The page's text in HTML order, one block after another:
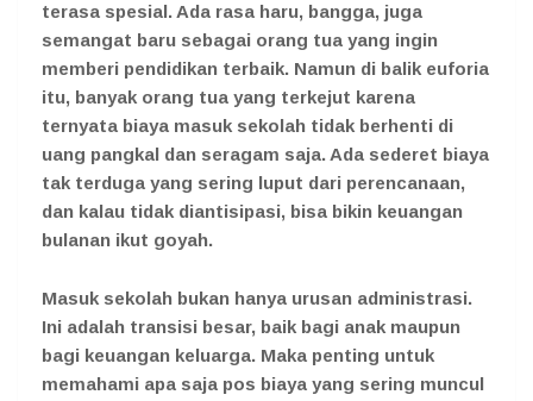
terasa spesial. Ada rasa haru, bangga, juga
semangat baru sebagai orang tua yang ingin
memberi pendidikan terbaik. Namun di balik euforia
itu, banyak orang tua yang terkejut karena
ternyata biaya masuk sekolah tidak berhenti di
uang pangkal dan seragam saja. Ada sederet biaya
tak terduga yang sering luput dari perencanaan,
dan kalau tidak diantisipasi, bisa bikin keuangan
bulanan ikut goyah.
Masuk sekolah bukan hanya urusan administrasi.
Ini adalah transisi besar, baik bagi anak maupun
bagi keuangan keluarga. Maka penting untuk
memahami apa saja pos biaya yang sering muncul